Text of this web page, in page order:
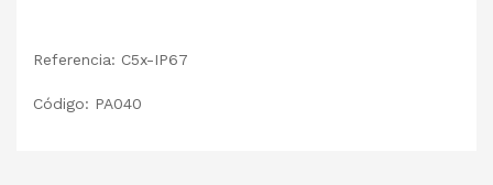
Referencia: C5x-IP67
Código: PA040